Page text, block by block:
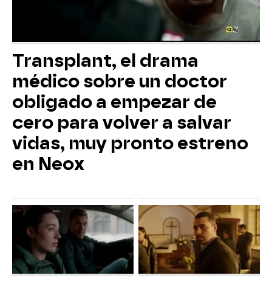
Transplant, el drama
médico sobre un doctor
obligado a empezar de
cero para volver a salvar
vidas, muy pronto estreno
en Neox